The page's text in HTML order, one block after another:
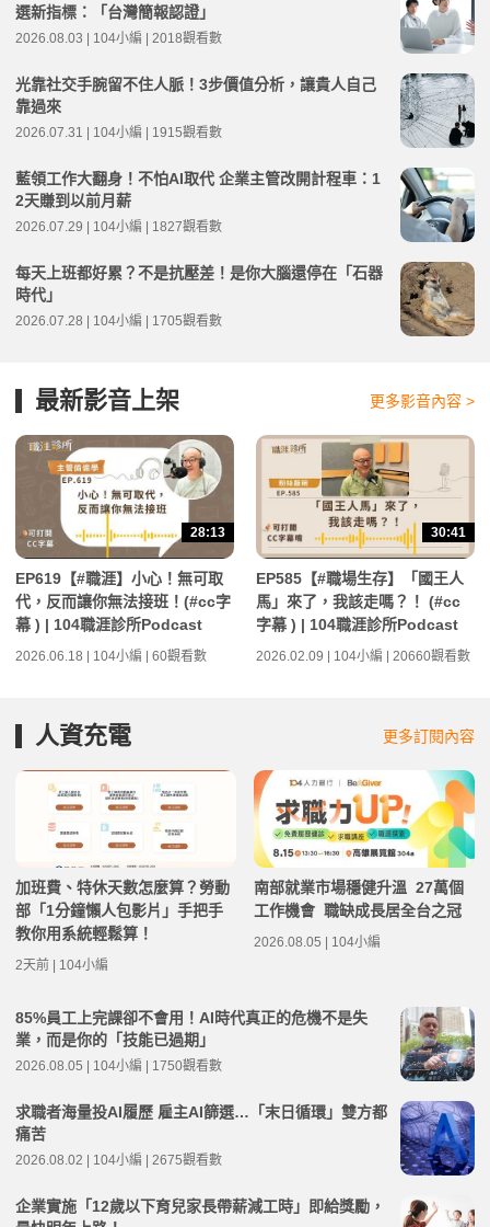
選新指標：「台灣簡報認證」
2026.08.03 | 104小編 | 2018觀看數
光靠社交手腕留不住人脈！3步價值分析，讓貴人自己
靠過來
2026.07.31 | 104小編 | 1915觀看數
藍領工作大翻身！不怕AI取代 企業主管改開計程車：1
2天賺到以前月薪
2026.07.29 | 104小編 | 1827觀看數
每天上班都好累？不是抗壓差！是你大腦還停在「石器
時代」
2026.07.28 | 104小編 | 1705觀看數
最新影音上架 更多影音內容 >
28:13
EP619【#職涯】小心！無可取
代，反而讓你無法接班！(#cc字
幕 ) | 104職涯診所Podcast
2026.06.18 | 104小編 | 60觀看數
30:41
EP585【#職場生存】「國王人
馬」來了，我該走嗎？！ (#cc
字幕 ) | 104職涯診所Podcast
2026.02.09 | 104小編 | 20660觀看數
人資充電 更多訂閱內容
加班費、特休天數怎麼算？勞動
部「1分鐘懶人包影片」手把手
教你用系統輕鬆算！
2天前 | 104小編
南部就業市場穩健升溫 27萬個
工作機會 職缺成長居全台之冠
2026.08.05 | 104小編
85%員工上完課卻不會用！AI時代真正的危機不是失
業，而是你的「技能已過期」
2026.08.05 | 104小編 | 1750觀看數
求職者海量投AI履歷 雇主AI篩選…「末日循環」雙方都
痛苦
2026.08.02 | 104小編 | 2675觀看數
企業實施「12歲以下育兒家長帶薪減工時」即給獎勵，